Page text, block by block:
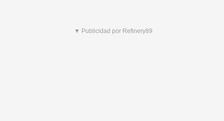
▼ Publicidad por Refinery89